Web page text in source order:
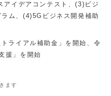
アイデアコンテスト、(3)ビジ
ム、(4)5Gビジネス開発補助
ライアル補助金」を開始、令
援」を開始
ます